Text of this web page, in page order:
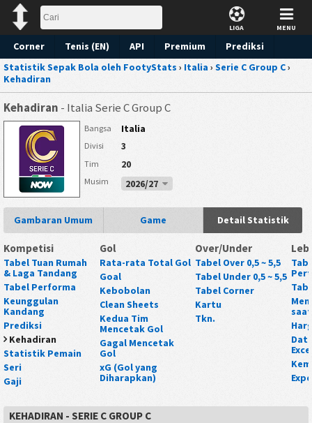
LIGA MENU
Corner Tenis (EN) API Premium
Prediksi
Statistik Sepak Bola oleh FootyStats › Italia › Serie C Group C›
Kehadiran
Kehadiran - Italia Serie C Group C
Bangsa Italia
Divisi 3
Tim 20
Musim 2026/27
Gambaran Umum Game Detail Statistik
Kompetisi
Tabel Tuan Rumah
& Laga Tandang
Tabel Performa
Keunggulan
Kandang
Prediksi
Kehadiran
Statistik Pemain
Seri
Gaji
Gol
Rata-rata Total Gol
Goal
Kebobolan
Clean Sheets
Kedua Tim
Mencetak Gol
Gagal Mencetak
Gol
xG (Gol yang
Diharapkan)
Over/Under
Tabel Over 0,5 ~ 5,5
Tabel Under 0,5 ~ 5,5
Tabel Corner
Kartu
Tkn.
KEHADIRAN - SERIE C GROUP C